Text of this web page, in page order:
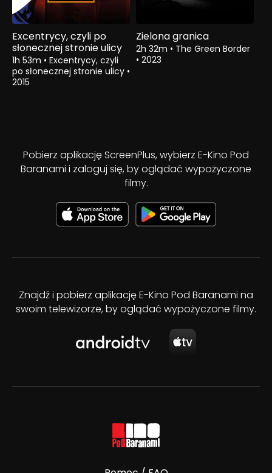
Excentrycy, czyli po
słonecznej stronie ulicy
1h 53m • Excentrycy, czyli
po słonecznej stronie ulicy •
2015
Zielona granica
2h 32m • The Green Border
• 2023
Pobierz aplikację ScreenPlus, wybierz E-Kino Pod
Baranami i zaloguj się, by oglądać wypożyczone
filmy.
Znajdź i pobierz aplikację E-Kino Pod Baranami na
swoim telewizorze, by oglądać wypożyczone filmy.